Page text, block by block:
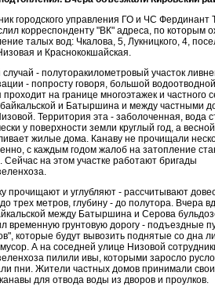
городского управления ГО и ЧС Фердинант
корреспонденту "ВК" адреса, по которым
талых вод: Чкалова, 5, Лукницкого, 4,
и Краснококшайская.
- полуторакилометровый участок
- попросту говоря, большой
проходит на границе многоэтажек и частного
и Батыршина и между частными
Территория эта - заболоченная, вода
у поверхности земли круглый год, а
жилые дома. Канаву не прочищали
с каждым годом жалоб на затопление
Сейчас на этом участке работают бригады
прочищают и углубляют - рассчитывают
трех метров, глубину - до полутора. Вчера
между Батыршина и Серова
временную грунтовую дорогу - подъездные
которые будут вывозить поднятые со дна
А на соседней улице Низовой
пилили ивы, которыми заросло
пни. Жители частных домов принимали
для отвода воды из дворов и проулков.